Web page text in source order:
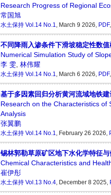
Research Progress of Regional
常国旭
水土保持 Vol.14 No.1, March 9 2026, PDF
不同降雨入渗条件下滑坡稳定性数
Numerical Simulation Study of
李 雯 林伟耀
水土保持 Vol.14 No.1, March 6 2026, PDF
基于多因素回归分析黄河流域地铁
Research on the Characteristics of
Analysis
张翼鹏
水土保持 Vol.14 No.1, February 26 2026,
锡林郭勒草原矿区地下水化学特征
Chemical Characteristics and
崔伊彤
水土保持 Vol.13 No.4, December 8 2025,